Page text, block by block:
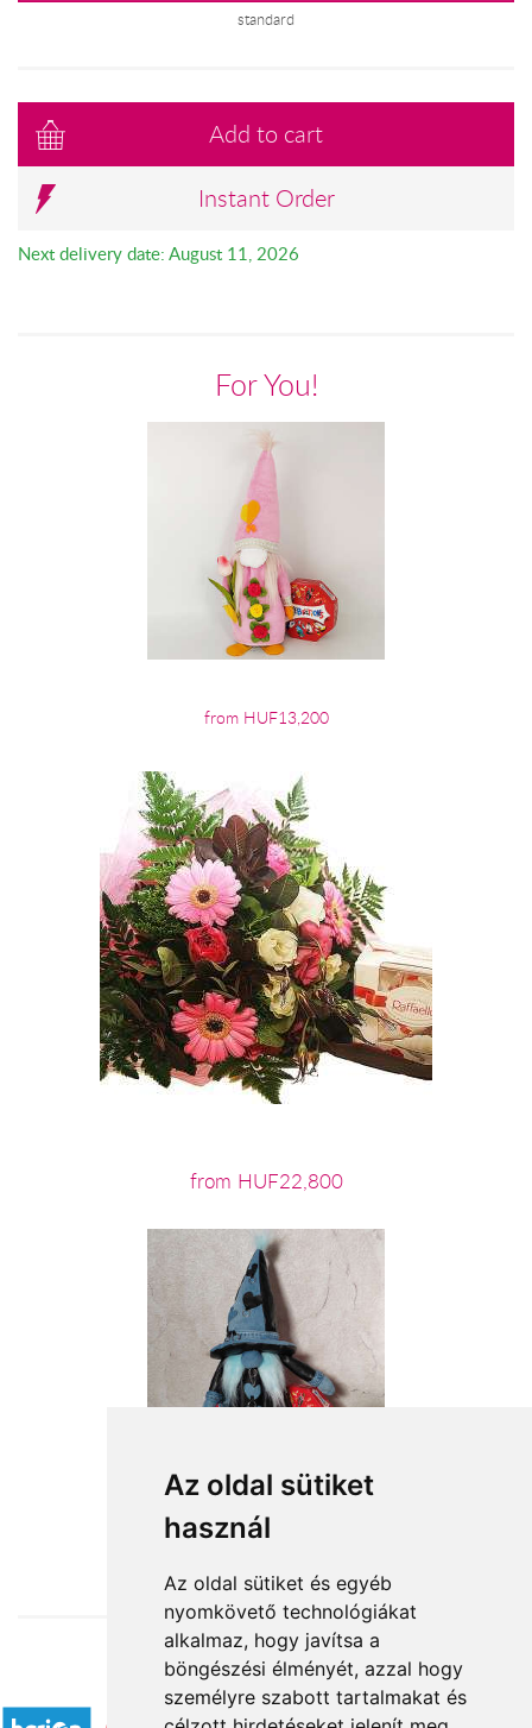
Az oldal sütiket
használ
Az oldal sütiket és egyéb
nyomkövető technológiákat
alkalmaz, hogy javítsa a
böngészési élményét, azzal hogy
személyre szabott tartalmakat és
standard
Add to cart
Instant Order
Next delivery date: August 11, 2026
For You!
from HUF13,200
from HUF22,800
from HUF18,360
Accepted payment methods